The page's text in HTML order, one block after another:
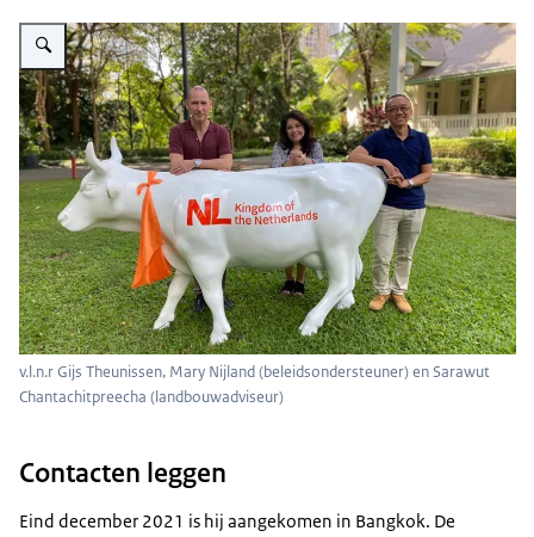
Vergroot afbeelding Gijs Theunissen met Mary Nijland
v.l.n.r Gijs Theunissen, Mary Nijland (beleidsondersteuner) en Sarawut
Chantachitpreecha (landbouwadviseur)
Contacten leggen
Eind december 2021 is hij aangekomen in Bangkok. De